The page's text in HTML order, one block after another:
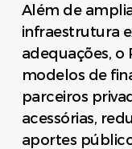
Além de
infraestrutura
adequações, o
modelos de
parceiros
acessórias,
aportes